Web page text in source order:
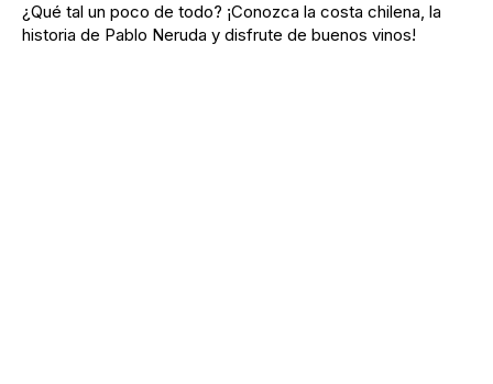
¿Qué tal un poco de todo? ¡Conozca la costa chilena, la
historia de Pablo Neruda y disfrute de buenos vinos!